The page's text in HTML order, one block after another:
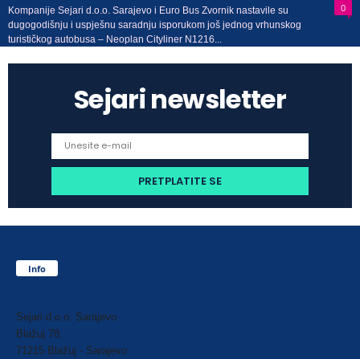
0
Kompanije Sejari d.o.o. Sarajevo i Euro Bus Zvornik nastavile su
dugogodišnju i uspješnu saradnju isporukom još jednog vrhunskog
turističkog autobusa – Neoplan Cityliner N1216...
Sejari newsletter
Info
Sejari d.o.o. Sarajevo
Blažuj 78,
71215 Blažuj - Sarajevo